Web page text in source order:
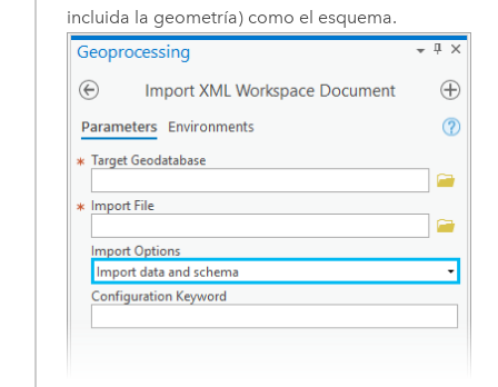
incluida la geometría) como el esquema.